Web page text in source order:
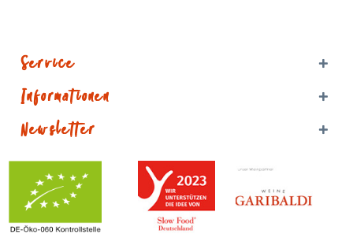
Service
Informationen
Newsletter